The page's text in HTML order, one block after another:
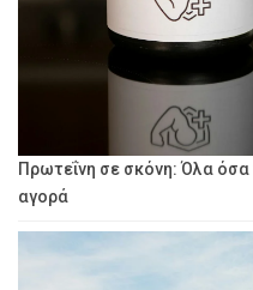
Πρωτεΐνη σε σκόνη: Όλα όσα
αγορά